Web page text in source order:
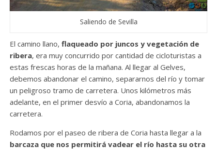
Saliendo de Sevilla
El camino llano, flaqueado por juncos y vegetación de
ribera, era muy concurrido por cantidad de cicloturistas a
estas frescas horas de la mañana. Al llegar al Gelves,
debemos abandonar el camino, separarnos del río y tomar
un peligroso tramo de carretera. Unos kilómetros más
adelante, en el primer desvío a Coria, abandonamos la
carretera.
Rodamos por el paseo de ribera de Coria hasta llegar a la
barcaza que nos permitirá vadear el río hasta su otra